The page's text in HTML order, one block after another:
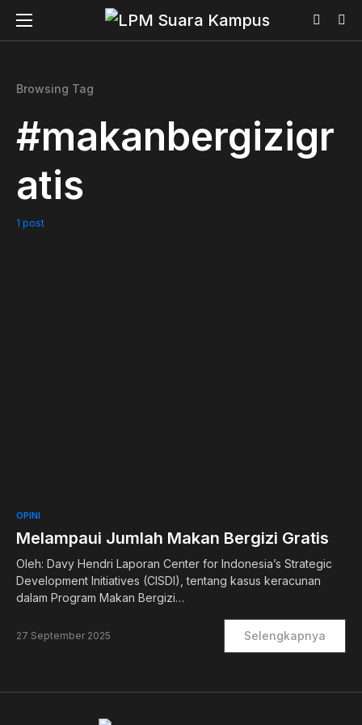
Browsing Tag
#makanbergizigr
atis
1 post
OPINI
Melampaui Jumlah Makan Bergizi Gratis
Oleh: Davy Hendri Laporan Center for Indonesia’s Strategic
Development Initiatives (CISDI), tentang kasus keracunan
dalam Program Makan Bergizi…
27 September 2025 Selengkapnya